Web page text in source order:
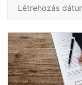
Létrehozás